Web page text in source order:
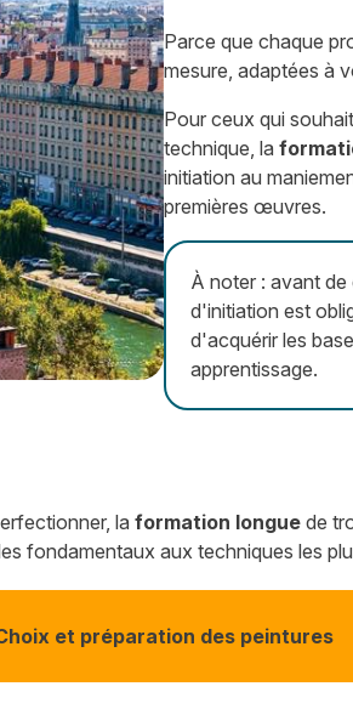
Parce que chaque
mesure, adaptées à
Pour ceux qui
technique, la
initiation au
premières œuvres.
À noter : avant
d'initiation est
d'acquérir les
apprentissage.
laformation longuede
fondamentaux aux techniques les
et préparation des peintures